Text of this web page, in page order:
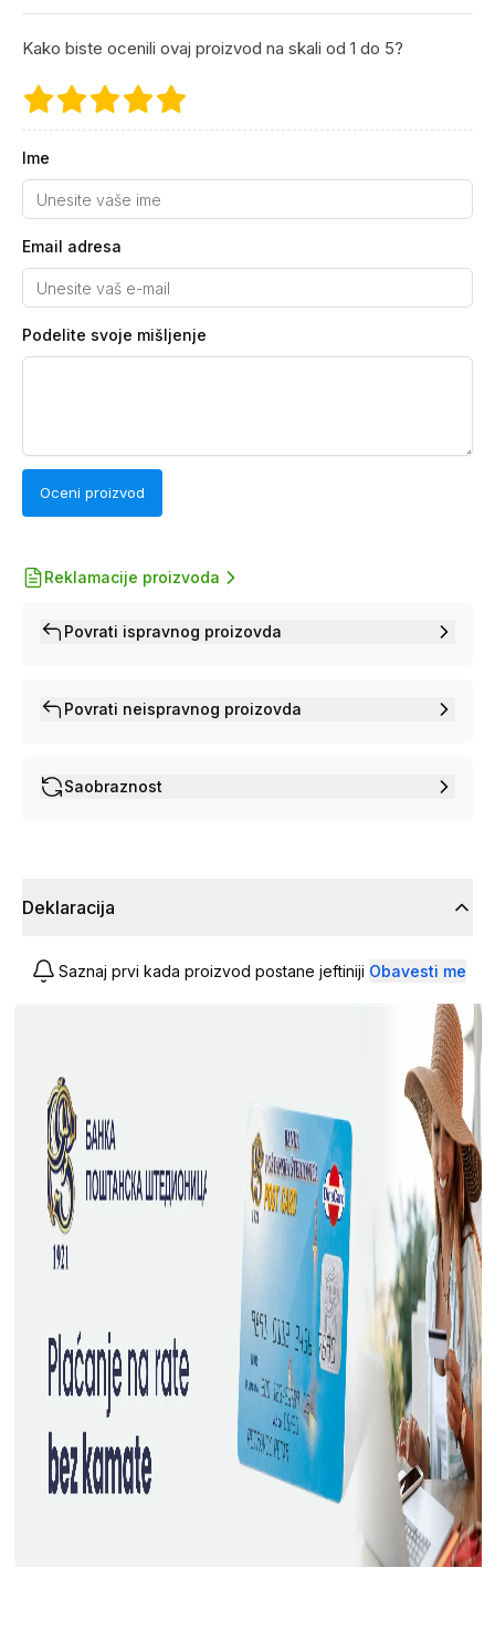
Kako biste ocenili ovaj proizvod na skali od 1 do 5?
Ime
Email adresa
Podelite svoje mišljenje
Oceni proizvod
Reklamacije proizvoda
Povrati ispravnog proizovda
Povrati neispravnog proizovda
Saobraznost
Deklaracija
Saznaj prvi kada proizvod postane jeftiniji Obavesti me